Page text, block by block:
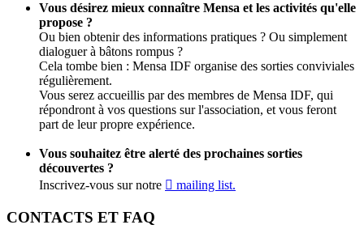
Vous désirez mieux connaître Mensa et les activités qu'elle
propose ?
Ou bien obtenir des informations pratiques ? Ou simplement
dialoguer à bâtons rompus ?
Cela tombe bien : Mensa IDF organise des sorties conviviales
régulièrement.
Vous serez accueillis par des membres de Mensa IDF, qui
répondront à vos questions sur l'association, et vous feront
part de leur propre expérience.
Vous souhaitez être alerté des prochaines sorties
découvertes ?
Inscrivez-vous sur notre
mailing list.
CONTACTS ET FAQ